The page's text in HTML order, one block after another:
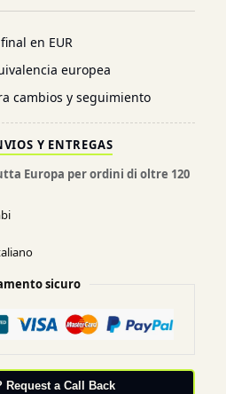
en EUR
europea
cambios y seguimiento
Y ENTREGAS
Europa per ordini di oltre 120
sicuro
Request a Call Back